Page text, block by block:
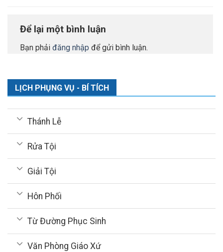
Để lại một bình luận
Bạn phải đăng nhập để gửi bình luận.
LỊCH PHỤNG VỤ - BÍ TÍCH
Thánh Lễ
Rửa Tội
Giải Tội
Hôn Phối
Từ Đường Phục Sinh
Văn Phòng Giáo Xứ